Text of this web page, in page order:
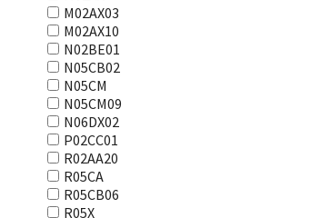
M02AX03
M02AX10
N02BE01
N05CB02
N05CM
N05CM09
N06DX02
P02CC01
R02AA20
R05CA
R05CB06
R05X